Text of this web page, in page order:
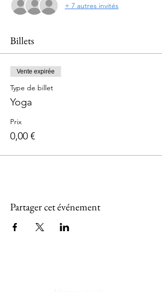
+ 7 autres invités
Billets
Vente expirée
Type de billet
Yoga
Prix
0,00 €
Partager cet événement